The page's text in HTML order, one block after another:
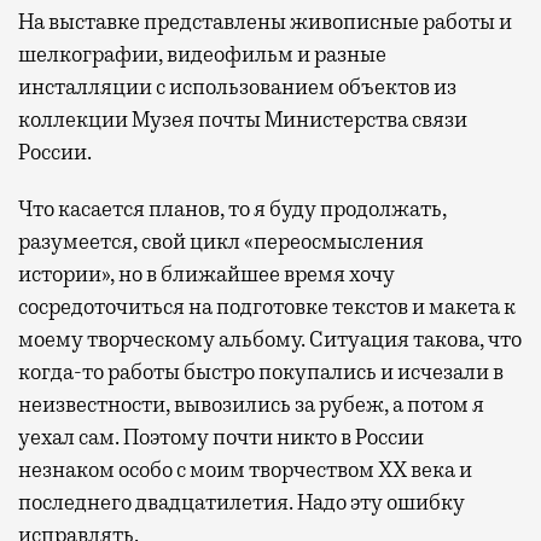
На выставке представлены живописные работы и
шелкографии, видеофильм и разные
инсталляции с использованием объектов из
коллекции Музея почты Министерства связи
России.
Что касается планов, то я буду продолжать,
разумеется, свой цикл «переосмысления
истории», но в ближайшее время хочу
сосредоточиться на подготовке текстов и макета к
моему творческому альбому. Ситуация такова, что
когда-то работы быстро покупались и исчезали в
неизвестности, вывозились за рубеж, а потом я
уехал сам. Поэтому почти никто в России
незнаком особо с моим творчеством ХХ века и
последнего двадцатилетия. Надо эту ошибку
исправлять.